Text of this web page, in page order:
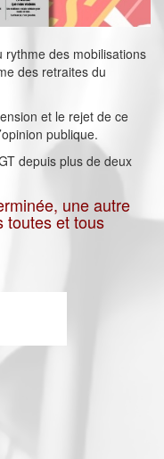
rythme des mobilisations
des retraites du
et le rejet de ce
publique.
depuis plus de deux
une autre
toutes et tous